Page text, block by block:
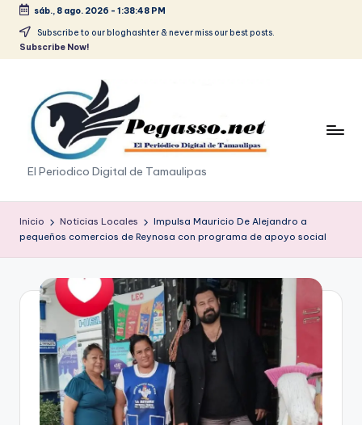
Saltar
sáb., 8 ago. 2026 - 1:38:48 PM
Subscribe to our bloghashter & never miss our best posts.
Subscribe Now!
p
e
g
a
o
p
El Periodico Digital de Tamaulipas
Inicio Noticias Locales
Impulsa Mauricio De Alejandro a
pequeños comercios de Reynosa con programa de apoyo social